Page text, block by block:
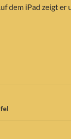
dem iPad zeigt er